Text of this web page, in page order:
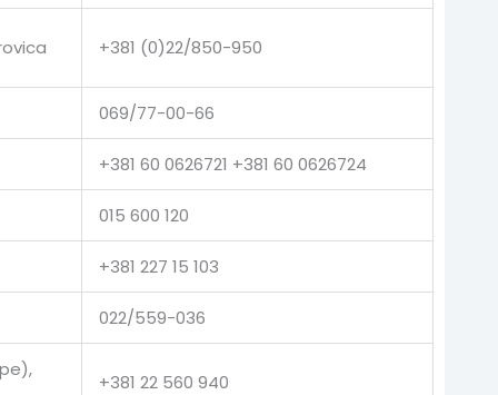
+381 (0)22/850-950
069/77-00-66
+381 60 0626721 +381 60 0626724
015 600 120
+381 227 15 103
022/559-036
+381 22 560 940